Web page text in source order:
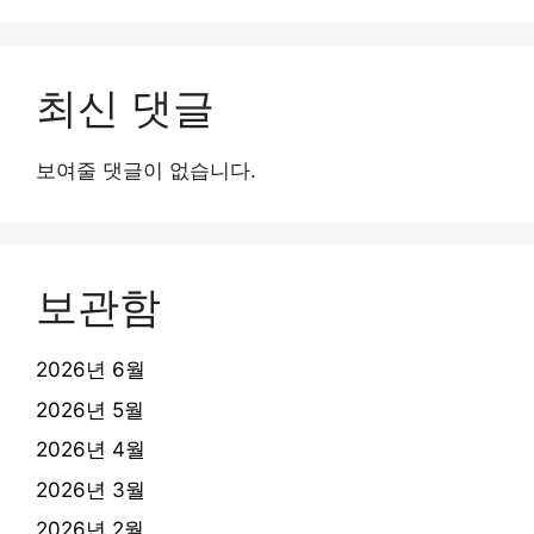
최신 댓글
보여줄 댓글이 없습니다.
보관함
2026년 6월
2026년 5월
2026년 4월
2026년 3월